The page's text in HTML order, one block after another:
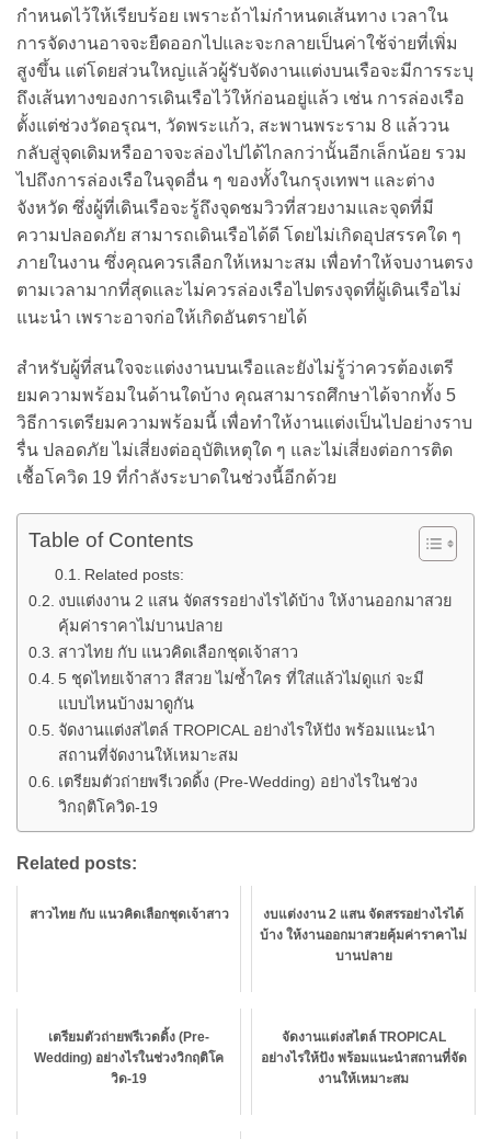
กำหนดไว้ให้เรียบร้อย เพราะถ้าไม่กำหนดเส้นทาง เวลาใน
การจัดงานอาจจะยืดออกไปและจะกลายเป็นค่าใช้จ่ายที่เพิ่ม
สูงขึ้น แต่โดยส่วนใหญ่แล้วผู้รับจัดงานแต่งบนเรือจะมีการระบุ
ถึงเส้นทางของการเดินเรือไว้ให้ก่อนอยู่แล้ว เช่น การล่องเรือ
ตั้งแต่ช่วงวัดอรุณฯ, วัดพระแก้ว, สะพานพระราม 8 แล้ววน
กลับสู่จุดเดิมหรืออาจจะล่องไปได้ไกลกว่านั้นอีกเล็กน้อย รวม
ไปถึงการล่องเรือในจุดอื่น ๆ ของทั้งในกรุงเทพฯ และต่าง
จังหวัด ซึ่งผู้ที่เดินเรือจะรู้ถึงจุดชมวิวที่สวยงามและจุดที่มี
ความปลอดภัย สามารถเดินเรือได้ดี โดยไม่เกิดอุปสรรคใด ๆ
ภายในงาน ซึ่งคุณควรเลือกให้เหมาะสม เพื่อทำให้จบงานตรง
ตามเวลามากที่สุดและไม่ควรล่องเรือไปตรงจุดที่ผู้เดินเรือไม่
แนะนำ เพราะอาจก่อให้เกิดอันตรายได้
สำหรับผู้ที่สนใจจะแต่งงานบนเรือและยังไม่รู้ว่าควรต้องเตรี
ยมความพร้อมในด้านใดบ้าง คุณสามารถศึกษาได้จากทั้ง 5
วิธีการเตรียมความพร้อมนี้ เพื่อทำให้งานแต่งเป็นไปอย่างราบ
รื่น ปลอดภัย ไม่เสี่ยงต่ออุบัติเหตุใด ๆ และไม่เสี่ยงต่อการติด
เชื้อโควิด 19 ที่กำลังระบาดในช่วงนี้อีกด้วย
Table of Contents
Related posts:
งบแต่งงาน 2 แสน จัดสรรอย่างไรได้บ้าง ให้งานออกมาสวย
คุ้มค่าราคาไม่บานปลาย
สาวไทย กับ แนวคิดเลือกชุดเจ้าสาว
5 ชุดไทยเจ้าสาว สีสวย ไม่ซ้ำใคร ที่ใส่แล้วไม่ดูแก่ จะมี
แบบไหนบ้างมาดูกัน
จัดงานแต่งสไตล์ TROPICAL อย่างไรให้ปัง พร้อมแนะนำ
สถานที่จัดงานให้เหมาะสม
เตรียมตัวถ่ายพรีเวดดิ้ง (Pre-Wedding) อย่างไรในช่วง
วิกฤติโควิด-19
Related posts:
สาวไทย กับ แนวคิดเลือกชุดเจ้าสาว
งบแต่งงาน 2 แสน จัดสรรอย่างไรได้
บ้าง ให้งานออกมาสวยคุ้มค่าราคาไม่
บานปลาย
เตรียมตัวถ่ายพรีเวดดิ้ง (Pre-
Wedding) อย่างไรในช่วงวิกฤติโค
วิด-19
จัดงานแต่งสไตล์ TROPICAL
อย่างไรให้ปัง พร้อมแนะนำสถานที่จัด
งานให้เหมาะสม